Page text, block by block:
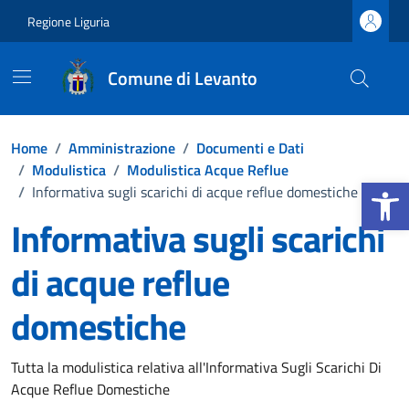
Apri la
Regione Liguria
Comune di Levanto
Home / Amministrazione / Documenti e Dati
/ Modulistica / Modulistica Acque Reflue
/ Informativa sugli scarichi di acque reflue domestiche
Informativa sugli scarichi
di acque reflue
domestiche
Dettagli del documento
Tutta la modulistica relativa all'Informativa Sugli Scarichi Di
Acque Reflue Domestiche